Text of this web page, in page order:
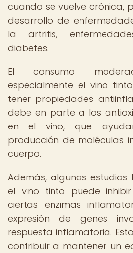
cuando se vuelve crónica,
desarrollo de
la artritis,
diabetes.
El consumo
especialmente el vino
tener propiedades
debe en parte a los
en el vino, que
producción de moléculas
cuerpo.
Además, algunos estudios
el vino tinto puede
ciertas enzimas
expresión de genes
respuesta inflamatoria.
contribuir a mantener un